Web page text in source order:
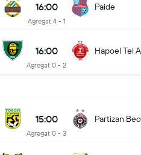
16:00
Agregat 4 - 1
Paide
16:00
Agregat 0 - 2
Hapoel Tel
15:00
Agregat 0 - 3
Partizan